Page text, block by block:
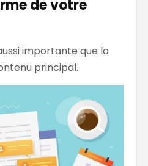
de votre
importante que la
principal.